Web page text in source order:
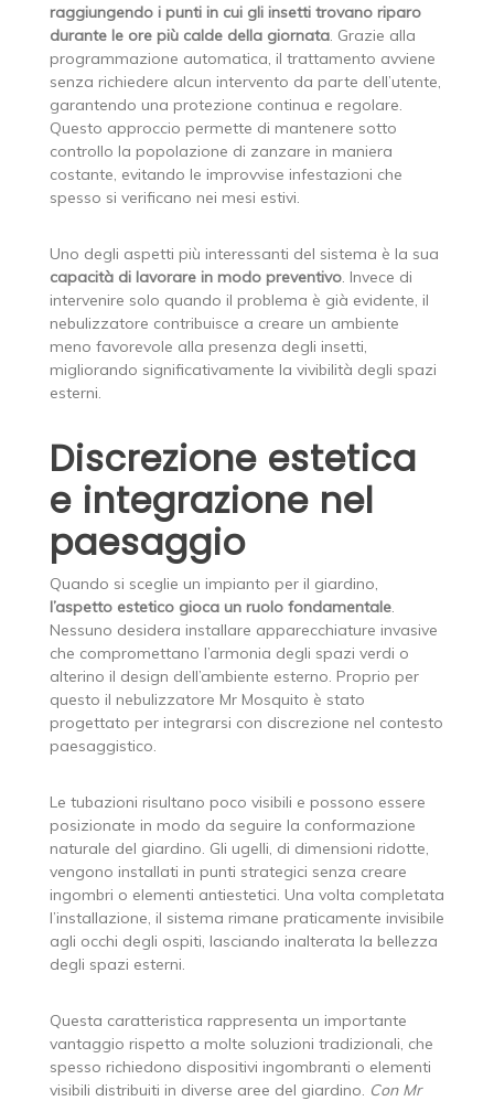
raggiungendo i punti in cui gli insetti trovano riparo
durante le ore più calde della giornata. Grazie alla
programmazione automatica, il trattamento avviene
senza richiedere alcun intervento da parte dell’utente,
garantendo una protezione continua e regolare.
Questo approccio permette di mantenere sotto
controllo la popolazione di zanzare in maniera
costante, evitando le improvvise infestazioni che
spesso si verificano nei mesi estivi.
Uno degli aspetti più interessanti del sistema è la sua
capacità di lavorare in modo preventivo. Invece di
intervenire solo quando il problema è già evidente, il
nebulizzatore contribuisce a creare un ambiente
meno favorevole alla presenza degli insetti,
migliorando significativamente la vivibilità degli spazi
esterni.
Discrezione estetica
e integrazione nel
paesaggio
Quando si sceglie un impianto per il giardino,
l’aspetto estetico gioca un ruolo fondamentale.
Nessuno desidera installare apparecchiature invasive
che compromettano l’armonia degli spazi verdi o
alterino il design dell’ambiente esterno. Proprio per
questo il nebulizzatore Mr Mosquito è stato
progettato per integrarsi con discrezione nel contesto
paesaggistico.
Le tubazioni risultano poco visibili e possono essere
posizionate in modo da seguire la conformazione
naturale del giardino. Gli ugelli, di dimensioni ridotte,
vengono installati in punti strategici senza creare
ingombri o elementi antiestetici. Una volta completata
l’installazione, il sistema rimane praticamente invisibile
agli occhi degli ospiti, lasciando inalterata la bellezza
degli spazi esterni.
Questa caratteristica rappresenta un importante
vantaggio rispetto a molte soluzioni tradizionali, che
spesso richiedono dispositivi ingombranti o elementi
visibili distribuiti in diverse aree del giardino. Con Mr